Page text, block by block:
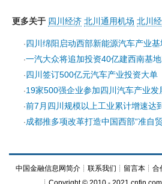
更多关于 四川经济 北川通用机场 北川
·四川绵阳启动西部新能源汽车产业
·一汽大众将追加投资40亿建西南基
·四川签订500亿元汽车产业投资大单
·19家500强企业参加四川汽车产业发
·前7月四川规模以上工业累计增速达
·成都推多项改革打造中国西部“准自
中国金融信息网简介 ┊ 联系我们 ┊ 留言本 ┊ 合